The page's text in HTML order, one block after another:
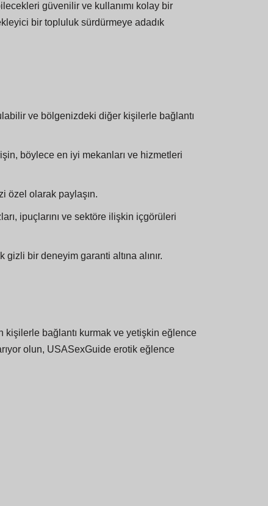
güvenilir ve kullanımı kolay bir
bir topluluk sürdürmeye adadık
ve bölgenizdeki diğer kişilerle bağlantı
böylece en iyi mekanları ve hizmetleri
özel olarak paylaşın.
ipuçlarını ve sektöre ilişkin içgörüleri
bir deneyim garanti altına alınır.
kişilerle bağlantı kurmak ve yetişkin eğlence
olun, USASexGuide erotik eğlence